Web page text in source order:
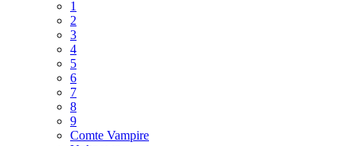
1
2
3
4
5
6
7
8
9
Comte Vampire